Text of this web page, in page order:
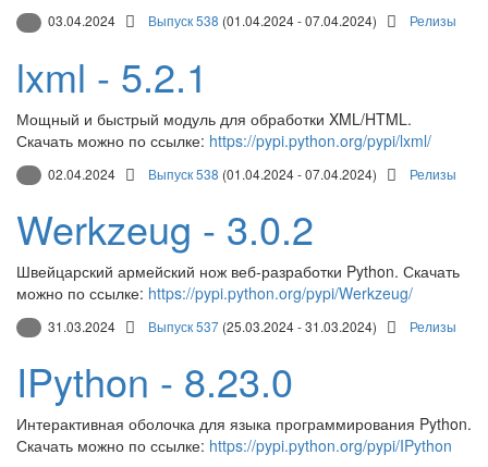
03.04.2024 Выпуск 538 (01.04.2024 - 07.04.2024) Релизы
lxml - 5.2.1
Мощный и быстрый модуль для обработки XML/HTML.
Скачать можно по ссылке: https://pypi.python.org/pypi/lxml/
02.04.2024 Выпуск 538 (01.04.2024 - 07.04.2024) Релизы
Werkzeug - 3.0.2
Швейцарский армейский нож веб-разработки Python. Скачать
можно по ссылке: https://pypi.python.org/pypi/Werkzeug/
31.03.2024 Выпуск 537 (25.03.2024 - 31.03.2024) Релизы
IPython - 8.23.0
Интерактивная оболочка для языка программирования Python.
Скачать можно по ссылке: https://pypi.python.org/pypi/IPython